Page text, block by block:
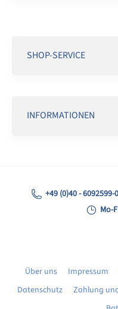
SHOP-SERVICE
INFORMATIONEN
+49 (0)40 - 6092599-0
Mo-
Über uns Impressum
Datenschutz
Zahlung